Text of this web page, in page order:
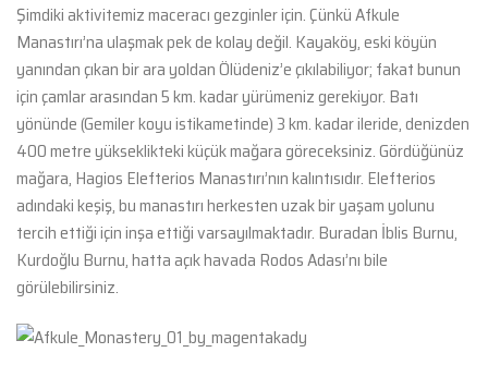
Şimdiki aktivitemiz maceracı gezginler için. Çünkü Afkule
Manastırı’na ulaşmak pek de kolay değil. Kayaköy, eski köyün
yanından çıkan bir ara yoldan Ölüdeniz’e çıkılabiliyor; fakat bunun
için çamlar arasından 5 km. kadar yürümeniz gerekiyor. Batı
yönünde (Gemiler koyu istikametinde) 3 km. kadar ileride, denizden
400 metre yükseklikteki küçük mağara göreceksiniz. Gördüğünüz
mağara, Hagios Elefterios Manastırı’nın kalıntısıdır. Elefterios
adındaki keşiş, bu manastırı herkesten uzak bir yaşam yolunu
tercih ettiği için inşa ettiği varsayılmaktadır. Buradan İblis Burnu,
Kurdoğlu Burnu, hatta açık havada Rodos Adası’nı bile
görülebilirsiniz.